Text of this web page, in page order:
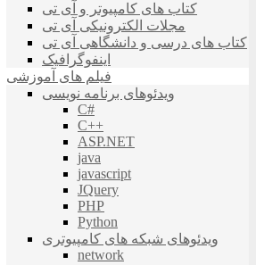
کتاب های کامپیوتر و آی تی
مجلات الکترونیکی آی تی
کتاب های درسی و دانشگاهی آی تی
اینفوگرافیک
فیلم های آموزشی
ویدئوهای برنامه نویسی
C#
C++
ASP.NET
java
javascript
JQuery
PHP
Python
ویدئوهای شبکه های کامپیوتری
network